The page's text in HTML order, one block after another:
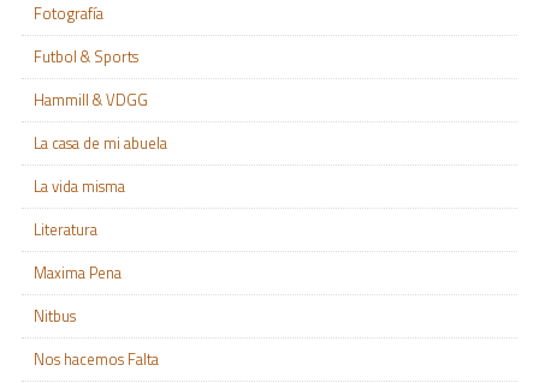
Fotografía
Futbol & Sports
Hammill & VDGG
La casa de mi abuela
La vida misma
Literatura
Maxima Pena
Nitbus
Nos hacemos Falta